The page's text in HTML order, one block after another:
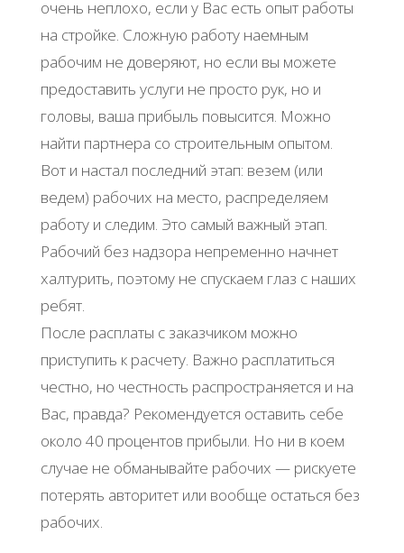
очень неплохо, если у Вас есть опыт работы
на стройке. Сложную работу наемным
рабочим не доверяют, но если вы можете
предоставить услуги не просто рук, но и
головы, ваша прибыль повысится. Можно
найти партнера со строительным опытом.
Вот и настал последний этап: везем (или
ведем) рабочих на место, распределяем
работу и следим. Это самый важный этап.
Рабочий без надзора непременно начнет
халтурить, поэтому не спускаем глаз с наших
ребят.
После расплаты с заказчиком можно
приступить к расчету. Важно расплатиться
честно, но честность распространяется и на
Вас, правда? Рекомендуется оставить себе
около 40 процентов прибыли. Но ни в коем
случае не обманывайте рабочих — рискуете
потерять авторитет или вообще остаться без
рабочих.